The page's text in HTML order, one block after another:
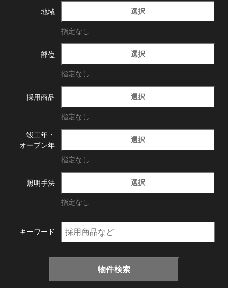
地域 選択
指定なし
部位 選択
指定なし
採用商品 選択
指定なし
竣工年・
オープン年
選択
指定なし
照明手法 選択
指定なし
キーワード
物件検索